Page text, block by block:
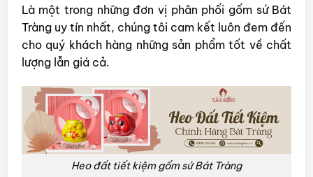
Là một trong những đơn vị phân phối gốm sứ Bát
Tràng uy tín nhất, chúng tôi cam kết luôn đem đến
cho quý khách hàng những sản phẩm tốt về chất
lượng lẫn giá cả.
Heo đất tiết kiệm gốm sứ Bát Tràng